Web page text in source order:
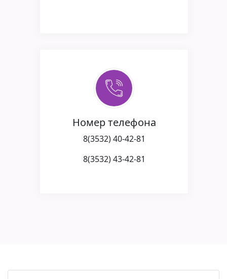
Номер телефона
8(3532) 40-42-81
8(3532) 43-42-81